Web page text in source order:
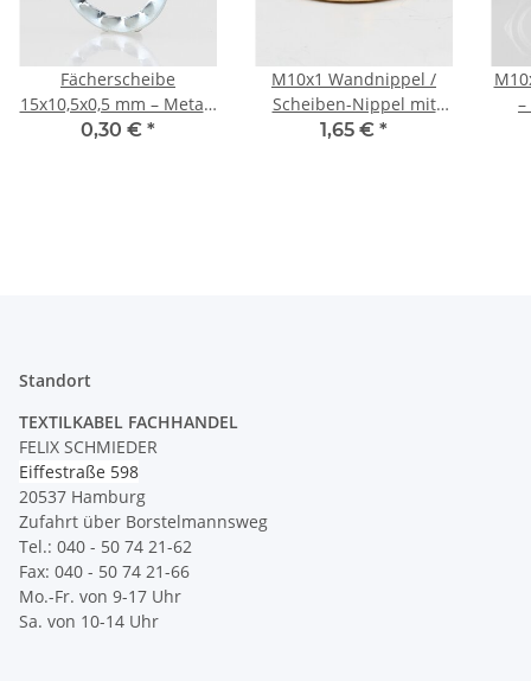
Fächerscheibe
15x10,5x0,5 mm – Metall,
verzinkt (für M10
0,30 € *
M10x1 Wandnippel /
Scheiben-Nippel mit
Aufbauscheibe, Messing
1,65 € *
Standort
TEXTILKABEL FACHHANDEL
FELIX SCHMIEDER
Eiffestraße 598
20537 Hamburg
Zufahrt über Borstelmannsweg
Tel.: 040 - 50 74 21-62
Fax: 040 - 50 74 21-66
Mo.-Fr. von 9-17 Uhr
Sa. von 10-14 Uhr